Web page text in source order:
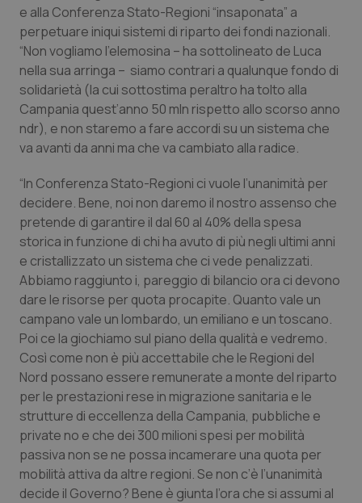
e alla Conferenza Stato-Regioni “insaponata” a
perpetuare iniqui sistemi di riparto dei fondi nazionali.
“Non vogliamo l’elemosina – ha sottolineato de Luca
nella sua arringa – siamo contrari a qualunque fondo di
solidarietà (la cui sottostima peraltro ha tolto alla
Campania quest’anno 50 mln rispetto allo scorso anno
ndr), e non staremo a fare accordi su un sistema che
va avanti da anni ma che va cambiato alla radice.
“In Conferenza Stato-Regioni ci vuole l’unanimità per
decidere. Bene, noi non daremo il nostro assenso che
pretende di garantire il dal 60 al 40% della spesa
storica in funzione di chi ha avuto di più negli ultimi anni
e cristallizzato un sistema che ci vede penalizzati.
Abbiamo raggiunto i, pareggio di bilancio ora ci devono
dare le risorse per quota procapite. Quanto vale un
campano vale un lombardo, un emiliano e un toscano.
Poi ce la giochiamo sul piano della qualità e vedremo.
Così come non è più accettabile che le Regioni del
Nord possano essere remunerate a monte del riparto
per le prestazioni rese in migrazione sanitaria e le
strutture di eccellenza della Campania, pubbliche e
private no e che dei 300 milioni spesi per mobilità
passiva non se ne possa incamerare una quota per
mobilità attiva da altre regioni. Se non c’è l’unanimità
decide il Governo? Bene è giunta l’ora che si assumi al